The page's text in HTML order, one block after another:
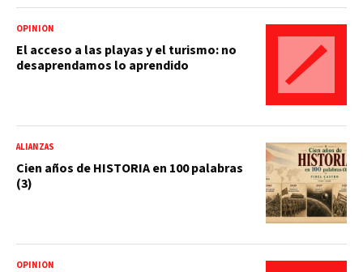
OPINIÓN
El acceso a las playas y el turismo: no
desaprendamos lo aprendido
ALIANZAS
Cien años de HISTORIA en 100 palabras
(3)
OPINIÓN